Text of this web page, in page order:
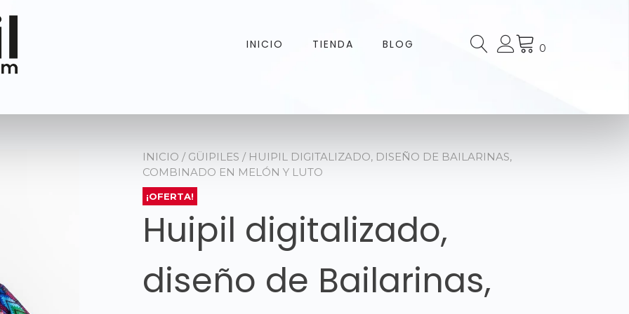
INICIO TIENDA BLOG 0
INICIO / GÜIPILES / HUIPIL DIGITALIZADO, DISEÑO DE BAILARINAS,
COMBINADO EN MELÓN Y LUTO
¡OFERTA!
Huipil digitalizado,
diseño de Bailarinas,